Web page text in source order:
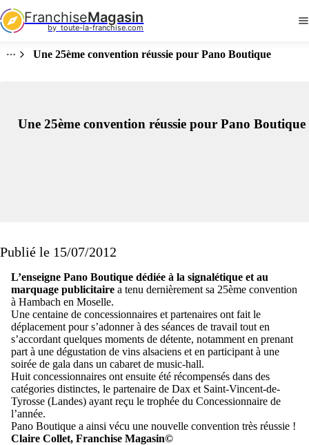
FranchiseMagasin
by  toute-la-franchise.com
Une 25ème convention réussie pour Pano Boutique
Une 25ème convention réussie pour Pano Boutique
Publié le 15/07/2012
L’enseigne Pano Boutique dédiée à la signalétique et au
marquage publicitaire a tenu dernièrement sa 25ème convention
à Hambach en Moselle.
Une centaine de concessionnaires et partenaires ont fait le
déplacement pour s’adonner à des séances de travail tout en
s’accordant quelques moments de détente, notamment en prenant
part à une dégustation de vins alsaciens et en participant à une
soirée de gala dans un cabaret de music-hall.
Huit concessionnaires ont ensuite été récompensés dans des
catégories distinctes, le partenaire de Dax et Saint-Vincent-de-
Tyrosse (Landes) ayant reçu le trophée du Concessionnaire de
l’année.
Pano Boutique a ainsi vécu une nouvelle convention très réussie !
Claire Collet, Franchise Magasin©